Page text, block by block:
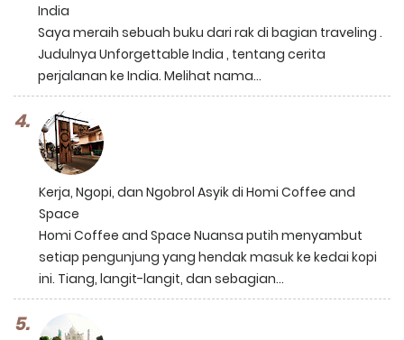
India
Saya meraih sebuah buku dari rak di bagian traveling .
Judulnya Unforgettable India , tentang cerita
perjalanan ke India. Melihat nama...
Kerja, Ngopi, dan Ngobrol Asyik di Homi Coffee and
Space
Homi Coffee and Space Nuansa putih menyambut
setiap pengunjung yang hendak masuk ke kedai kopi
ini. Tiang, langit-langit, dan sebagian...